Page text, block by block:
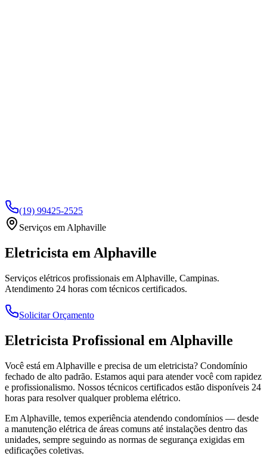
(19) 99425-2525
Serviços em Alphaville
Eletricista em Alphaville
Serviços elétricos profissionais em Alphaville, Campinas.
Atendimento 24 horas com técnicos certificados.
Solicitar Orçamento
Eletricista Profissional em Alphaville
Você está em Alphaville e precisa de um eletricista? Condomínio
fechado de alto padrão. Estamos aqui para atender você com rapidez
e profissionalismo. Nossos técnicos certificados estão disponíveis 24
horas para resolver qualquer problema elétrico.
Em Alphaville, temos experiência atendendo condomínios — desde
a manutenção elétrica de áreas comuns até instalações dentro das
unidades, sempre seguindo as normas de segurança exigidas em
edificações coletivas.